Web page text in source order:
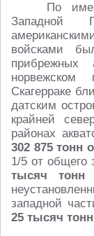
По
Западной
войсками
прибрежных
норвежском
Скагерраке
датским
крайней
районах
302 875 тонн
1/5 от общего
тысяч тонн
западной
25 тысяч тонн